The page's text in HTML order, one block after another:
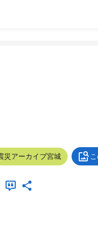
災アーカイブ宮城